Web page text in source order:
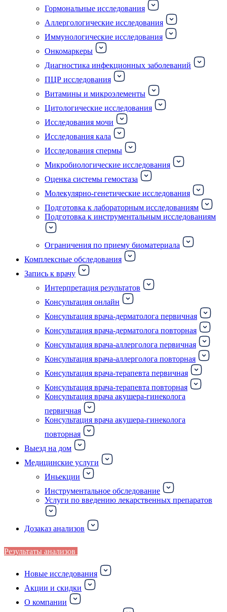
Гормональные исследования
Аллергологические исследования
Иммунологические исследования
Онкомаркеры
Диагностика инфекционных заболеваний
ПЦР исследования
Витамины и микроэлементы
Цитологические исследования
Исследования мочи
Исследования кала
Исследования спермы
Микробиологические исследования
Оценка системы гемостаза
Молекулярно-генетические исследования
Подготовка к лабораторным исследованиям
Подготовка к инструментальным исследованиям
Ограничения по приему биоматериала
Комплексные обследования
Запись к врачу
Интерпретация результатов
Консультация онлайн
Консультация врача-дерматолога первичная
Консультация врача-дерматолога повторная
Консультация врача-аллерголога первичная
Консультация врача-аллерголога повторная
Консультация врача-терапевта первичная
Консультация врача-терапевта повторная
Консультация врача акушера-гинеколога
первичная
Консультация врача акушера-гинеколога
повторная
Выезд на дом
Медицинские услуги
Иньекции
Инструментальное обследование
Услуги по введению лекарственных препаратов
Дозаказ анализов
Результаты анализов
Новые исследования
Акции и скидки
О компании